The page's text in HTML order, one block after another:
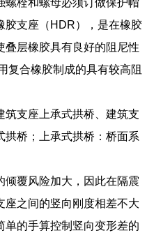
胶支座（HDR），是在橡胶
叠层橡胶具有良好的阻尼性
复合橡胶制成的具有较高阻
筑支座上承式拱桥、建筑支
拱桥；上承式拱桥：桥面系
倾覆风险加大，因此在隔震
座之间的竖向刚度相差不大
单的手算控制竖向变形差的